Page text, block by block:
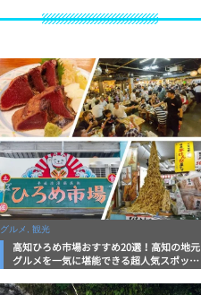
グルメ, 観光
高知ひろめ市場おすすめ20選！高知の地元
グルメを一気に堪能できる超人気スポット